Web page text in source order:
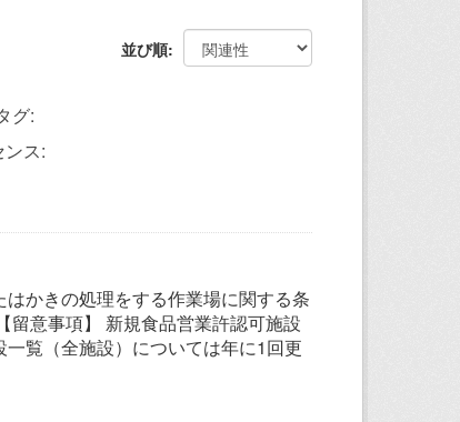
並び順
グ:
ンス:
かきの処理をする作業場に関する条
留意事項】 新規食品営業許認可施設
覧（全施設）については年に1回更